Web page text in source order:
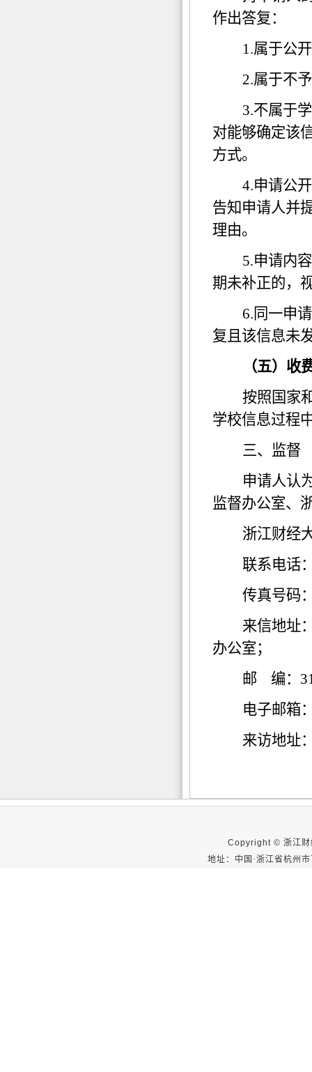
作出答复：
1.属于公
2.属于不
3.不属于
对能够确定该
方式。
4.申请公
告知申请人并
理由。
5.申请内
期未补正的，
6. 同一申
复且该信息未
（五）收
按照国家
学校信息过程
三、监督
申请人认
监督办公室、
浙江财经
联系电话
传真号码
来信地址
办公室；
邮
编：
电子邮箱
来访地址
Copyright © 浙江
地址：中国·浙江省杭州